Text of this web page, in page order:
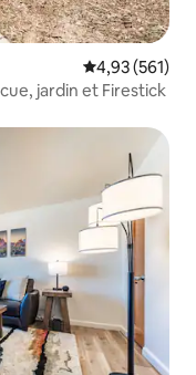
Évaluation
4,93 (561)
jardin et Firestick